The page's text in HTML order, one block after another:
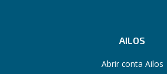
AILOS
Abrir conta Ailos